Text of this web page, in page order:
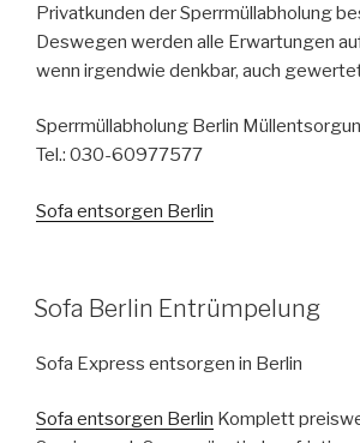
Privatkunden der Sperrmüllabholung
Deswegen werden alle Erwartungen
wenn irgendwie denkbar, auch
Sperrmüllabholung Berlin
Tel.: 030-60977577
Sofa entsorgen Berlin
VERÖFFENTLICHT
AM
Sofa Berlin Entrümpelung
Sofa Express entsorgen in Berlin
Sofa entsorgen Berlin Komplett